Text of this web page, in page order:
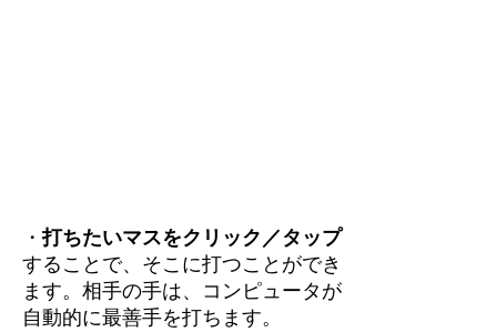
・打ちたいマスをクリック／タップ
することで、そこに打つことができ
ます。相手の手は、コンピュータが
自動的に最善手を打ちます。